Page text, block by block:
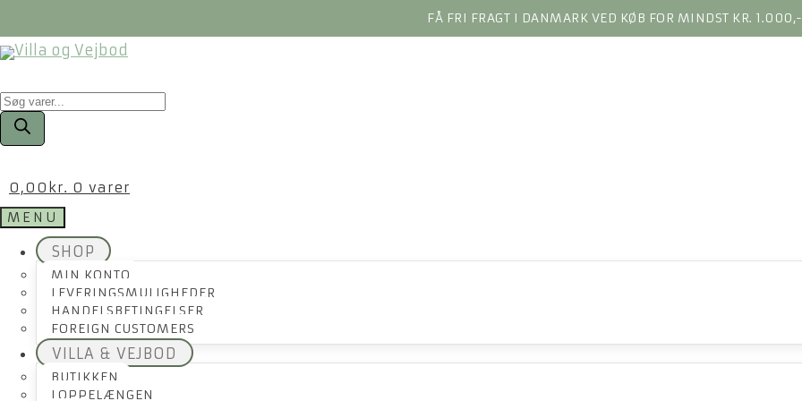
FÅ FRI FRAGT I DANMARK VED KØB FOR MINDST KR. 1.000,-
Products
search
0,00 kr. 0 varer
MENU
SHOP
MIN KONTO
LEVERINGSMULIGHEDER
HANDELSBETINGELSER
FOREIGN CUSTOMERS
VILLA & VEJBOD
BUTIKKEN
LOPPELÆNGEN